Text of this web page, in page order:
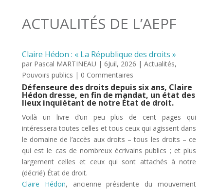
ACTUALITÉS DE L’AEPF
Claire Hédon : « La République des droits »
par Pascal MARTINEAU | 6Juil, 2026 | Actualités,
Pouvoirs publics | 0 Commentaires
Défenseure des droits depuis six ans, Claire
Hédon dresse, en fin de mandat, un état des
lieux inquiétant de notre État de droit.
Voilà un livre d’un peu plus de cent pages qui
intéressera toutes celles et tous ceux qui agissent dans
le domaine de l’accès aux droits – tous les droits – ce
qui est le cas de nombreux écrivains publics ; et plus
largement celles et ceux qui sont attachés à notre
(décrié) État de droit.
Claire Hédon, ancienne présidente du mouvement